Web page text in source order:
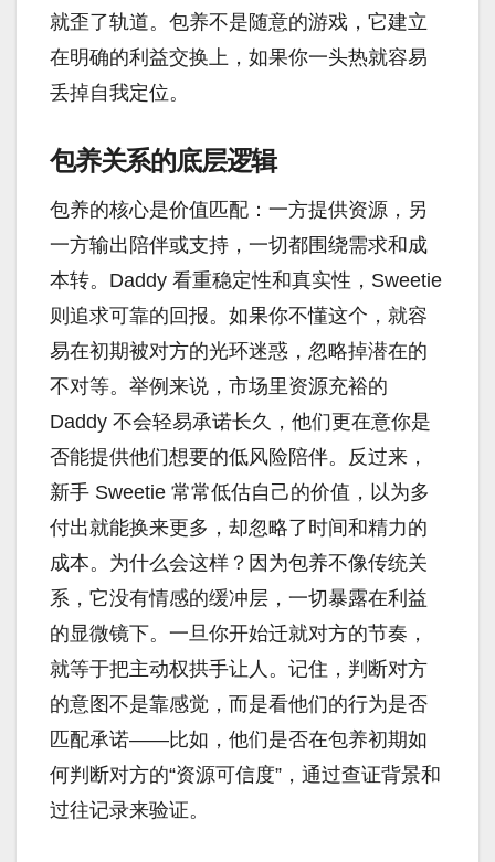
就歪了轨道。包养不是随意的游戏，它建立
在明确的利益交换上，如果你一头热就容易
丢掉自我定位。
包养关系的底层逻辑
包养的核心是价值匹配：一方提供资源，另
一方输出陪伴或支持，一切都围绕需求和成
本转。Daddy 看重稳定性和真实性，Sweetie
则追求可靠的回报。如果你不懂这个，就容
易在初期被对方的光环迷惑，忽略掉潜在的
不对等。举例来说，市场里资源充裕的
Daddy 不会轻易承诺长久，他们更在意你是
否能提供他们想要的低风险陪伴。反过来，
新手 Sweetie 常常低估自己的价值，以为多
付出就能换来更多，却忽略了时间和精力的
成本。为什么会这样？因为包养不像传统关
系，它没有情感的缓冲层，一切暴露在利益
的显微镜下。一旦你开始迁就对方的节奏，
就等于把主动权拱手让人。记住，判断对方
的意图不是靠感觉，而是看他们的行为是否
匹配承诺——比如，他们是否在包养初期如
何判断对方的“资源可信度”，通过查证背景和
过往记录来验证。